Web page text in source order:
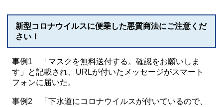
新型コロナウイルスに便乗した悪質商法にご注意くだ
さい！
事例1 「マスクを無料送付する。確認をお願いしま
す」と記載され、URLが付いたメッセージがスマート
フォンに届いた。
事例2 「下水道にコロナウイルスが付いているので、